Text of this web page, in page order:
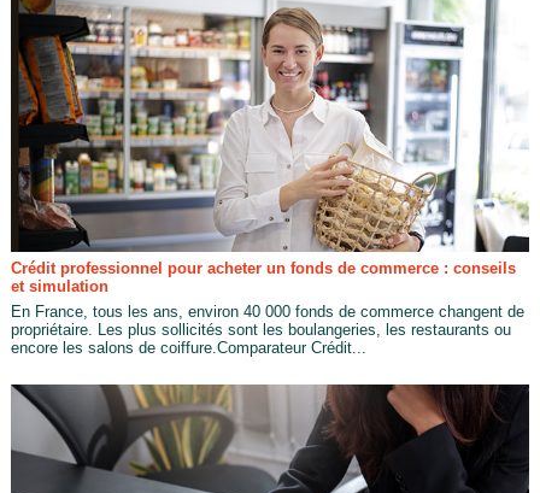
Crédit professionnel pour acheter un fonds de commerce : conseils
et simulation
En France, tous les ans, environ 40 000 fonds de commerce changent de
propriétaire. Les plus sollicités sont les boulangeries, les restaurants ou
encore les salons de coiffure.Comparateur Crédit...